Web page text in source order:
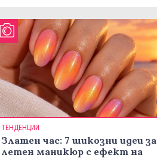
ТЕНДЕНЦИИ
Златен час: 7 шикозни идеи за
летен маникюр с ефект на